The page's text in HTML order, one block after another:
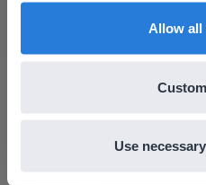
Allow all
Use